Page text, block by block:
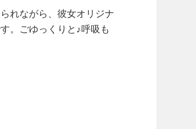
れながら、彼女オリジナ
。ごゆっくりと♪呼吸も